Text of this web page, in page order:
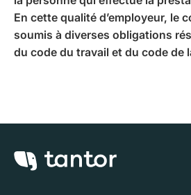
En cette qualité d’employeur, le
soumis à diverses obligations
du code du travail et du code de